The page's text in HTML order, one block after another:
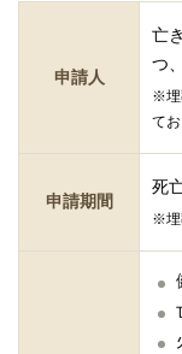
申請人
亡
つ
※埋
て
申請期間
死
※埋